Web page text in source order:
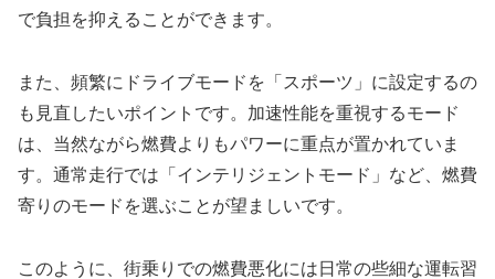
で負担を抑えることができます。
また、頻繁にドライブモードを「スポーツ」に設定するの
も見直したいポイントです。加速性能を重視するモード
は、当然ながら燃費よりもパワーに重点が置かれていま
す。通常走行では「インテリジェントモード」など、燃費
寄りのモードを選ぶことが望ましいです。
このように、街乗りでの燃費悪化には日常の些細な運転習